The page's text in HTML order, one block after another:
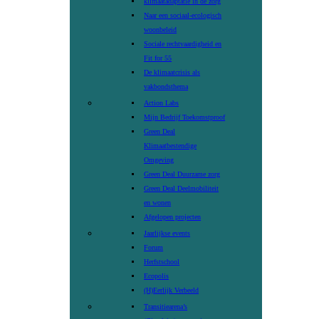
Naar een sociaal-ecologisch
woonbeleid
Sociale rechtvaardigheid en
Fit for 55
De klimaatcrisis als
vakbondsthema
Action Labs
Mijn Bedrijf Toekomstproof
Green Deal
Klimaatbestendige
Omgeving
Green Deal Duurzame zorg
Green Deal Deelmobiliteit
en wonen
Afgelopen projecten
Jaarlijkse events
Forum
Herfstschool
Ecopolis
(H)Eerlijk Verbeeld
Transitiearena’s